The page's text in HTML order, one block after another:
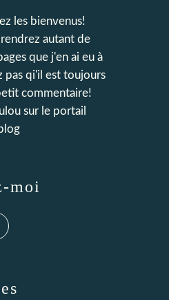
les bienvenus!
autant de
que j'en ai eu à
pas qi'il est toujours
commentaire!
sur le portail
moi